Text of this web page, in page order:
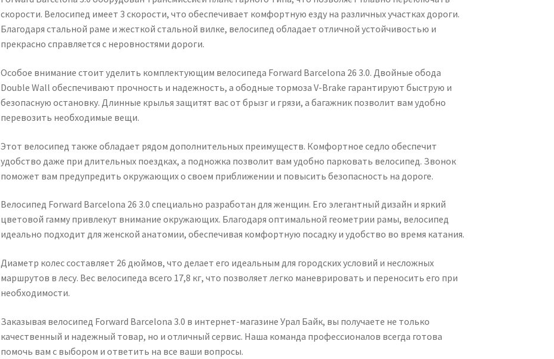
скорости. Велосипед имеет 3 скорости, что обеспечивает комфортную езду на различных участках дороги.
Благодаря стальной раме и жесткой стальной вилке, велосипед обладает отличной устойчивостью и
прекрасно справляется с неровностями дороги.
Особое внимание стоит уделить комплектующим велосипеда Forward Barcelona 26 3.0. Двойные обода
Double Wall обеспечивают прочность и надежность, а ободные тормоза V-Brake гарантируют быструю и
безопасную остановку. Длинные крылья защитят вас от брызг и грязи, а багажник позволит вам удобно
перевозить необходимые вещи.
Этот велосипед также обладает рядом дополнительных преимуществ. Комфортное седло обеспечит
удобство даже при длительных поездках, а подножка позволит вам удобно парковать велосипед. Звонок
поможет вам предупредить окружающих о своем приближении и повысить безопасность на дороге.
Велосипед Forward Barcelona 26 3.0 специально разработан для женщин. Его элегантный дизайн и яркий
цветовой гамму привлекут внимание окружающих. Благодаря оптимальной геометрии рамы, велосипед
идеально подходит для женской анатомии, обеспечивая комфортную посадку и удобство во время катания.
Диаметр колес составляет 26 дюймов, что делает его идеальным для городских условий и несложных
маршрутов в лесу. Вес велосипеда всего 17,8 кг, что позволяет легко маневрировать и переносить его при
необходимости.
Заказывая велосипед Forward Barcelona 3.0 в интернет-магазине Урал Байк, вы получаете не только
качественный и надежный товар, но и отличный сервис. Наша команда профессионалов всегда готова
помочь вам с выбором и ответить на все ваши вопросы.